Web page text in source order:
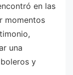
en las
momentos
una
y